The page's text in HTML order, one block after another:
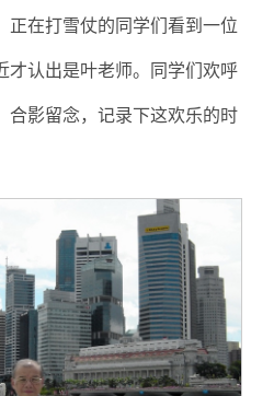
正在打雪仗的同学们看到一位
才认出是叶老师。同学们欢呼
合影留念，记录下这欢乐的时